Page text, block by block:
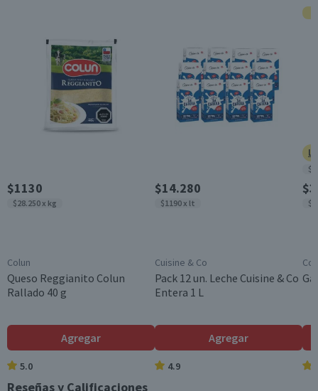
Garantía Mínima Legal
Válida hasta su fecha de caducidad
$1130
$28.250 x kg
Colun
Queso Reggianito Colun
Rallado 40 g
Agregar
5.0
$14.280
$1190 x lt
Cuisine & Co
Pack 12 un. Leche Cuisine & Co
Entera 1 L
Agregar
4.9
Reseñas y Calificaciones